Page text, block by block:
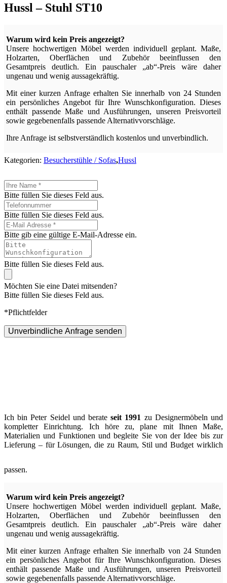
Hussl – Stuhl ST10
Warum wird kein Preis angezeigt?
Unsere hochwertigen Möbel werden individuell geplant. Maße,
Holzarten, Oberflächen und Zubehör beeinflussen den
Gesamtpreis deutlich. Ein pauschaler „ab“-Preis wäre daher
ungenau und wenig aussagekräftig.
Mit einer kurzen Anfrage erhalten Sie innerhalb von 24 Stunden
ein persönliches Angebot für Ihre Wunschkonfiguration. Dieses
enthält passende Maße und Ausführungen, unseren Preisvorteil
sowie gegebenenfalls passende Alternativvorschläge.
Ihre Anfrage ist selbstverständlich kostenlos und unverbindlich.
Kategorien: Besucherstühle / Sofas,Hussl
Bitte füllen Sie dieses Feld aus.
Bitte füllen Sie dieses Feld aus.
Bitte gib eine gültige E-Mail-Adresse ein.
Bitte füllen Sie dieses Feld aus.
Möchten Sie eine Datei mitsenden?
Bitte füllen Sie dieses Feld aus.
*Pflichtfelder
Unverbindliche Anfrage senden
Ich bin Peter Seidel und berateseit 1991 zu Designermöbeln und
kompletter Einrichtung. Ich höre zu, plane mit Ihnen Maße,
Materialien und Funktionen und begleite Sie von der Idee bis zur
Lieferung – für Lösungen, die zu Raum, Stil und Budget wirklich
passen.
Warum wird kein Preis angezeigt?
Unsere hochwertigen Möbel werden individuell geplant. Maße,
Holzarten, Oberflächen und Zubehör beeinflussen den
Gesamtpreis deutlich. Ein pauschaler „ab“-Preis wäre daher
ungenau und wenig aussagekräftig.
Mit einer kurzen Anfrage erhalten Sie innerhalb von 24 Stunden
ein persönliches Angebot für Ihre Wunschkonfiguration. Dieses
enthält passende Maße und Ausführungen, unseren Preisvorteil
sowie gegebenenfalls passende Alternativvorschläge.